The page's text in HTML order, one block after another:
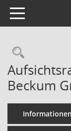
Toggle navigation
Beckum
Informationen